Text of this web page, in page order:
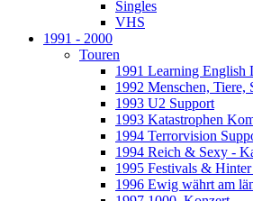
Singles
VHS
1991 - 2000
Touren
1991 Learning English
1992 Menschen, Tiere,
1993 U2 Support
1993 Katastrophen
1994 Terrorvision
1994 Reich & Sexy -
1995 Festivals &
1996 Ewig währt am